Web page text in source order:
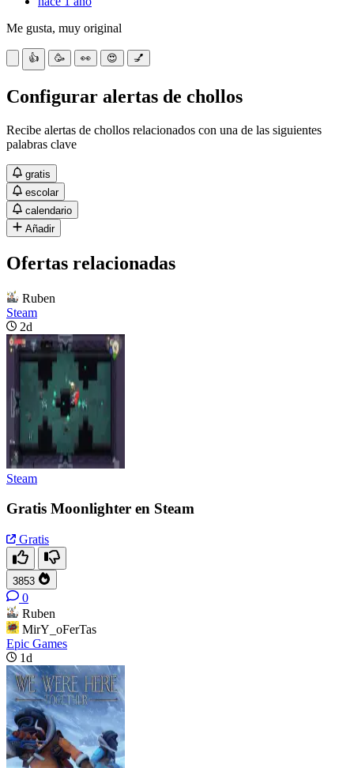
Me gusta, muy original
👍 🥳 👀 😍 💅
Configurar alertas de chollos
Recibe alertas de chollos relacionados con una de las siguientes
palabras clave
gratis
escolar
calendario
Añadir
Ofertas relacionadas
Ruben
Steam
2d
Steam
Gratis Moonlighter en Steam
Gratis
3853
0
Ruben
MirY_oFerTas
Epic Games
1d